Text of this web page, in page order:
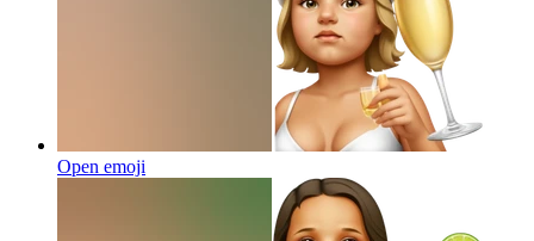
Open emoji